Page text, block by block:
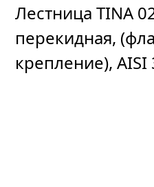
Лестница TINA
перекидная,
крепление), AISI